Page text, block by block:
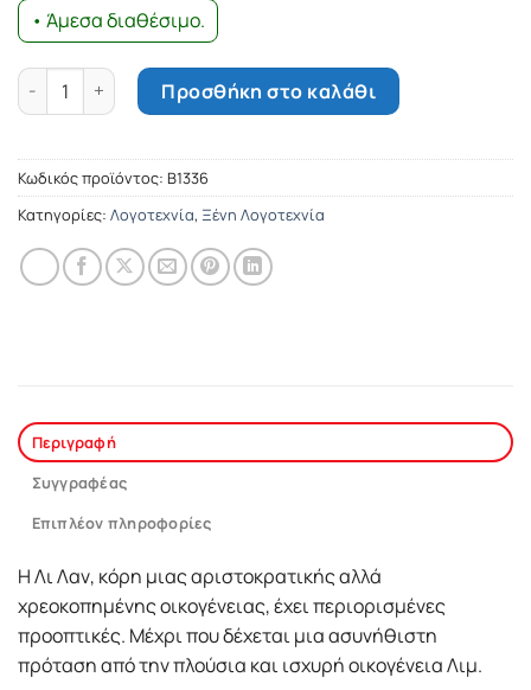
• Άμεσα διαθέσιμο.
Η νύφη φάντασμα ποσότηταΠροσθήκη στο καλάθι
Κωδικός προϊόντος: Β1336
Κατηγορίες: Λογοτεχνία, Ξένη Λογοτεχνία
Περιγραφή
Συγγραφέας
Επιπλέον πληροφορίες
Η Λι Λαν, κόρη µιας αριστοκρατικής αλλά
χρεοκοπηµένης οικογένειας, έχει περιορισµένες
προοπτικές. Μέχρι που δέχεται µια ασυνήθιστη
πρόταση από την πλούσια και ισχυρή οικογένεια Λιµ.